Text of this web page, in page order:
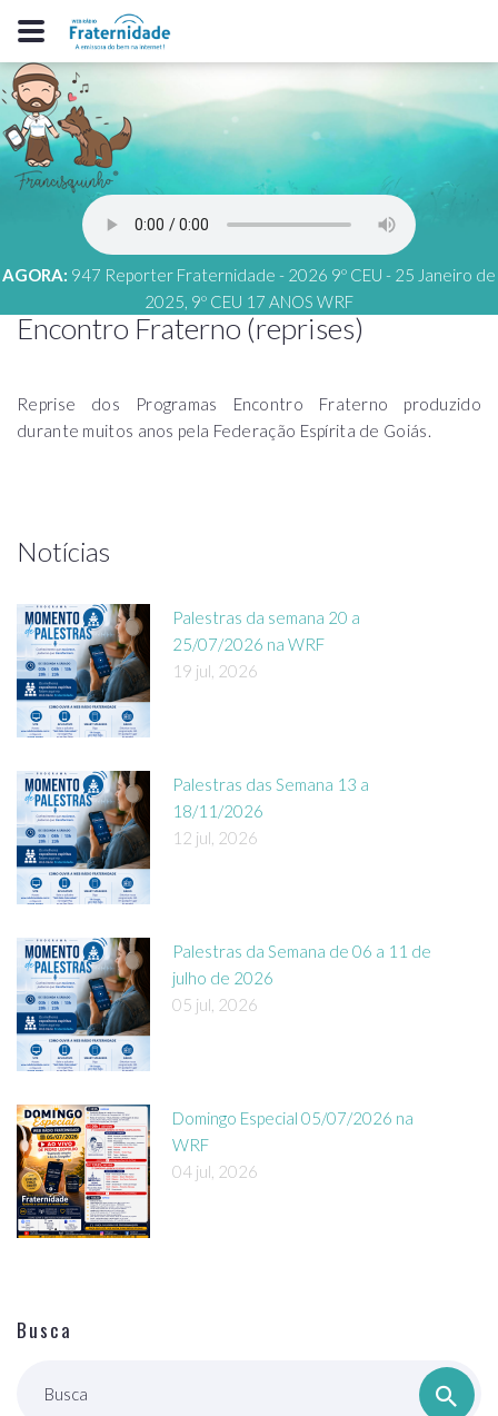
AGORA: 947 Reporter Fraternidade - 2026 9º CEU - 25 Janeiro de
2025, 9º CEU 17 ANOS WRF
Encontro Fraterno (reprises)
Reprise dos Programas Encontro Fraterno produzido
durante muitos anos pela Federação Espírita de Goiás.
Notícias
Palestras da semana 20 a
25/07/2026 na WRF
19 jul, 2026
Palestras das Semana 13 a
18/11/2026
12 jul, 2026
Palestras da Semana de 06 a 11 de
julho de 2026
05 jul, 2026
Domingo Especial 05/07/2026 na
WRF
04 jul, 2026
Busca
Busca